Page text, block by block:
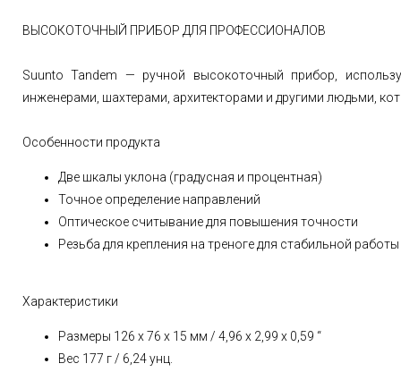
ВЫСОКОТОЧНЫЙ ПРИБОР ДЛЯ ПРОФЕССИОНАЛОВ
Suunto Tandem — ручной высокоточный прибор,
инженерами, шахтерами, архитекторами и другими людьми,
Особенности продукта
Две шкалы уклона (градусная и процентная)
Точное определение направлений
Оптическое считывание для повышения точности
Резьба для крепления на треноге для стабильной работы
Характеристики
Размеры 126 x 76 x 15 мм / 4,96 x 2,99 x 0,59 “
Вес 177 г / 6,24 унц.